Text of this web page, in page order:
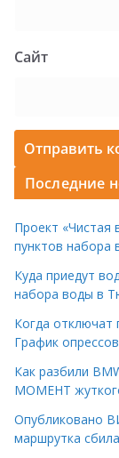
Сайт
Последние
Проект «Чистая
пунктов
Куда приедут
набора воды в
Когда
График
Как разбили
МОМЕНТ
Опубликовано
маршрутка